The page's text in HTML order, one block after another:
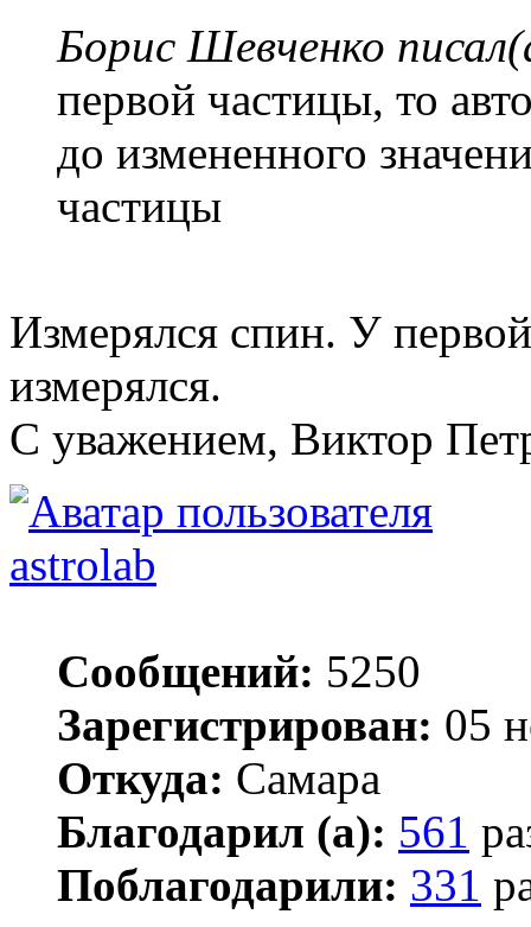
Борис Шевченко
первой частицы, то
до измененного
частицы
Измерялся спин. У
измерялся.
С уважением, Виктор
astrolab
Сообщений: 5250
Зарегистрирован: 05
Откуда: Самара
Благодарил (а): 561
Поблагодарили: 331